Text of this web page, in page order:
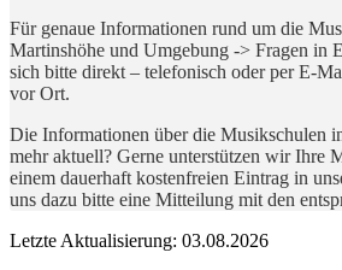
Für genaue Informationen rund um die
Martinshöhe und Umgebung -> Fragen in
sich bitte direkt – telefonisch oder per E-
vor Ort.
Die Informationen über die Musikschulen
mehr aktuell? Gerne unterstützen wir Ihre
einem dauerhaft kostenfreien Eintrag in
uns dazu bitte eine Mitteilung mit den
Letzte Aktualisierung: 03.08.2026